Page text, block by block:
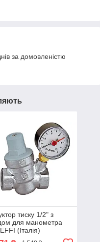
за домовленістю
тиску 1/2" з
для манометра
(Італія)